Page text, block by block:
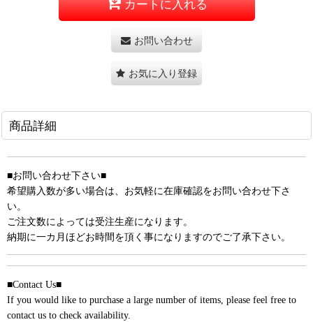
カートに入れる
お問い合わせ
お気に入り登録
商品詳細
■お問い合わせ下さい■
希望購入数が多い場合は、お気軽に在庫確認をお問い合わせ下さ
い。
ご注文数によっては受注生産になります。
納期に一カ月ほどお時間を頂く事になりますのでご了承下さい。
■Contact Us■
If you would like to purchase a large number of items, please feel free to
contact us to check availability.